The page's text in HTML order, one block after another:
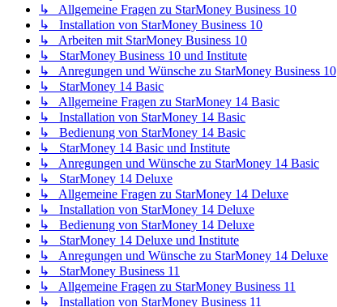
↳ Allgemeine Fragen zu StarMoney Business 10
↳ Installation von StarMoney Business 10
↳ Arbeiten mit StarMoney Business 10
↳ StarMoney Business 10 und Institute
↳ Anregungen und Wünsche zu StarMoney Business 10
↳ StarMoney 14 Basic
↳ Allgemeine Fragen zu StarMoney 14 Basic
↳ Installation von StarMoney 14 Basic
↳ Bedienung von StarMoney 14 Basic
↳ StarMoney 14 Basic und Institute
↳ Anregungen und Wünsche zu StarMoney 14 Basic
↳ StarMoney 14 Deluxe
↳ Allgemeine Fragen zu StarMoney 14 Deluxe
↳ Installation von StarMoney 14 Deluxe
↳ Bedienung von StarMoney 14 Deluxe
↳ StarMoney 14 Deluxe und Institute
↳ Anregungen und Wünsche zu StarMoney 14 Deluxe
↳ StarMoney Business 11
↳ Allgemeine Fragen zu StarMoney Business 11
↳ Installation von StarMoney Business 11